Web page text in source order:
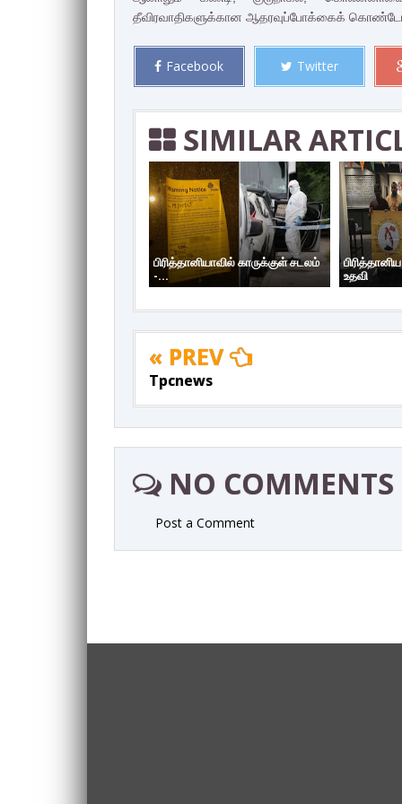
தீவிரவாதிகளுக்கான ஆதரவுப்போக்கைக் கொண்டோர்
Facebook Twitter
SIMILAR
பிரித்தானியாவில் காருக்குள் சடலம்
-...
உதவி
« PREV
Tpcnews
NO COMMENTS
Post a Comment